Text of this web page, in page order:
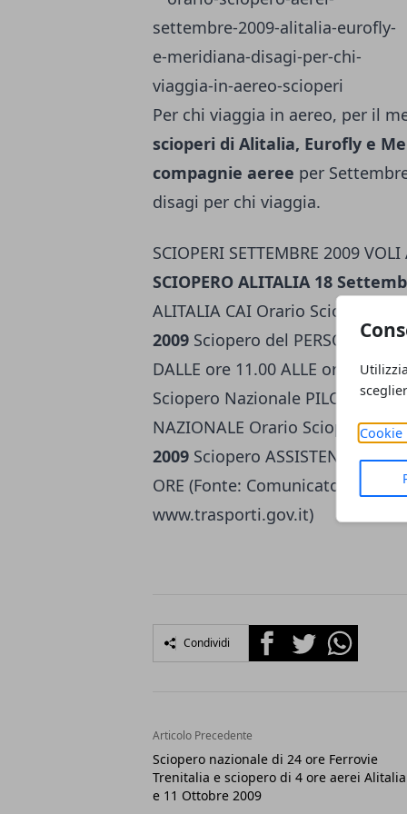
Cookie
Per chi viaggia in aereo, per il
scioperi di Alitalia, Eurofly e
compagnie aeree per
disagi per chi viaggia.
SCIOPERI SETTEMBRE 2009 VOLI
SCIOPERO ALITALIA 18
ALITALIA CAI Orario Sciopero: 24
2009 Sciopero del PERSONALE
DALLE ore 11.00 ALLE ore 15.00
Sciopero Nazionale PILOTI
NAZIONALE Orario Sciopero: 24
2009 Sciopero ASSISTENTI DI
ORE (Fonte: Comunicato
www.trasporti.gov.it)
Condividi FacebookTwitterWhatsapp
Articolo Precedente
Sciopero nazionale di 24 ore Ferrovie
Trenitalia e sciopero di 4 ore aerei
e 11 Ottobre 2009